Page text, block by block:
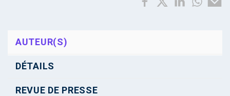
AUTEUR(S)
DÉTAILS
REVUE DE PRESSE